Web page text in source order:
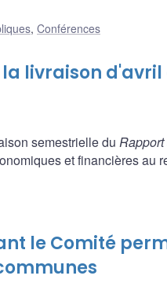
, Conférences
livraison d'avril
semestrielle du
et financières au
le Comité